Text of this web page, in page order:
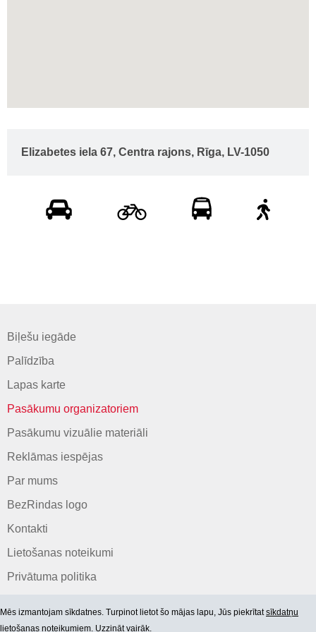
Elizabetes iela 67, Centra rajons, Rīga, LV-1050
Biļešu iegāde
Palīdzība
Lapas karte
Pasākumu organizatoriem
Pasākumu vizuālie materiāli
Reklāmas iespējas
Par mums
BezRindas logo
Kontakti
Lietošanas noteikumi
Privātuma politika
Mēs izmantojam sīkdatnes. Turpinot lietot šo mājas lapu, Jūs piekrītatsīkdatņu
lietošanas noteikumiem. Uzzināt vairāk.